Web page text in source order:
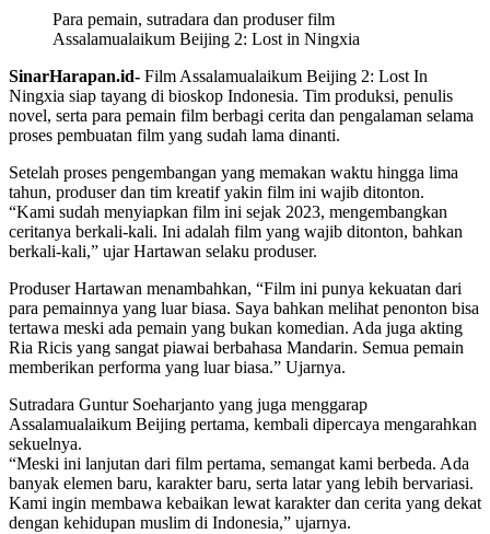
Para pemain, sutradara dan produser film
Assalamualaikum Beijing 2: Lost in Ningxia
SinarHarapan.id- Film Assalamualaikum Beijing 2: Lost In
Ningxia siap tayang di bioskop Indonesia. Tim produksi, penulis
novel, serta para pemain film berbagi cerita dan pengalaman selama
proses pembuatan film yang sudah lama dinanti.
Setelah proses pengembangan yang memakan waktu hingga lima
tahun, produser dan tim kreatif yakin film ini wajib ditonton.
“Kami sudah menyiapkan film ini sejak 2023, mengembangkan
ceritanya berkali-kali. Ini adalah film yang wajib ditonton, bahkan
berkali-kali,” ujar Hartawan selaku produser.
Produser Hartawan menambahkan, “Film ini punya kekuatan dari
para pemainnya yang luar biasa. Saya bahkan melihat penonton bisa
tertawa meski ada pemain yang bukan komedian. Ada juga akting
Ria Ricis yang sangat piawai berbahasa Mandarin. Semua pemain
memberikan performa yang luar biasa.” Ujarnya.
Sutradara Guntur Soeharjanto yang juga menggarap
Assalamualaikum Beijing pertama, kembali dipercaya mengarahkan
sekuelnya.
“Meski ini lanjutan dari film pertama, semangat kami berbeda. Ada
banyak elemen baru, karakter baru, serta latar yang lebih bervariasi.
Kami ingin membawa kebaikan lewat karakter dan cerita yang dekat
dengan kehidupan muslim di Indonesia,” ujarnya.